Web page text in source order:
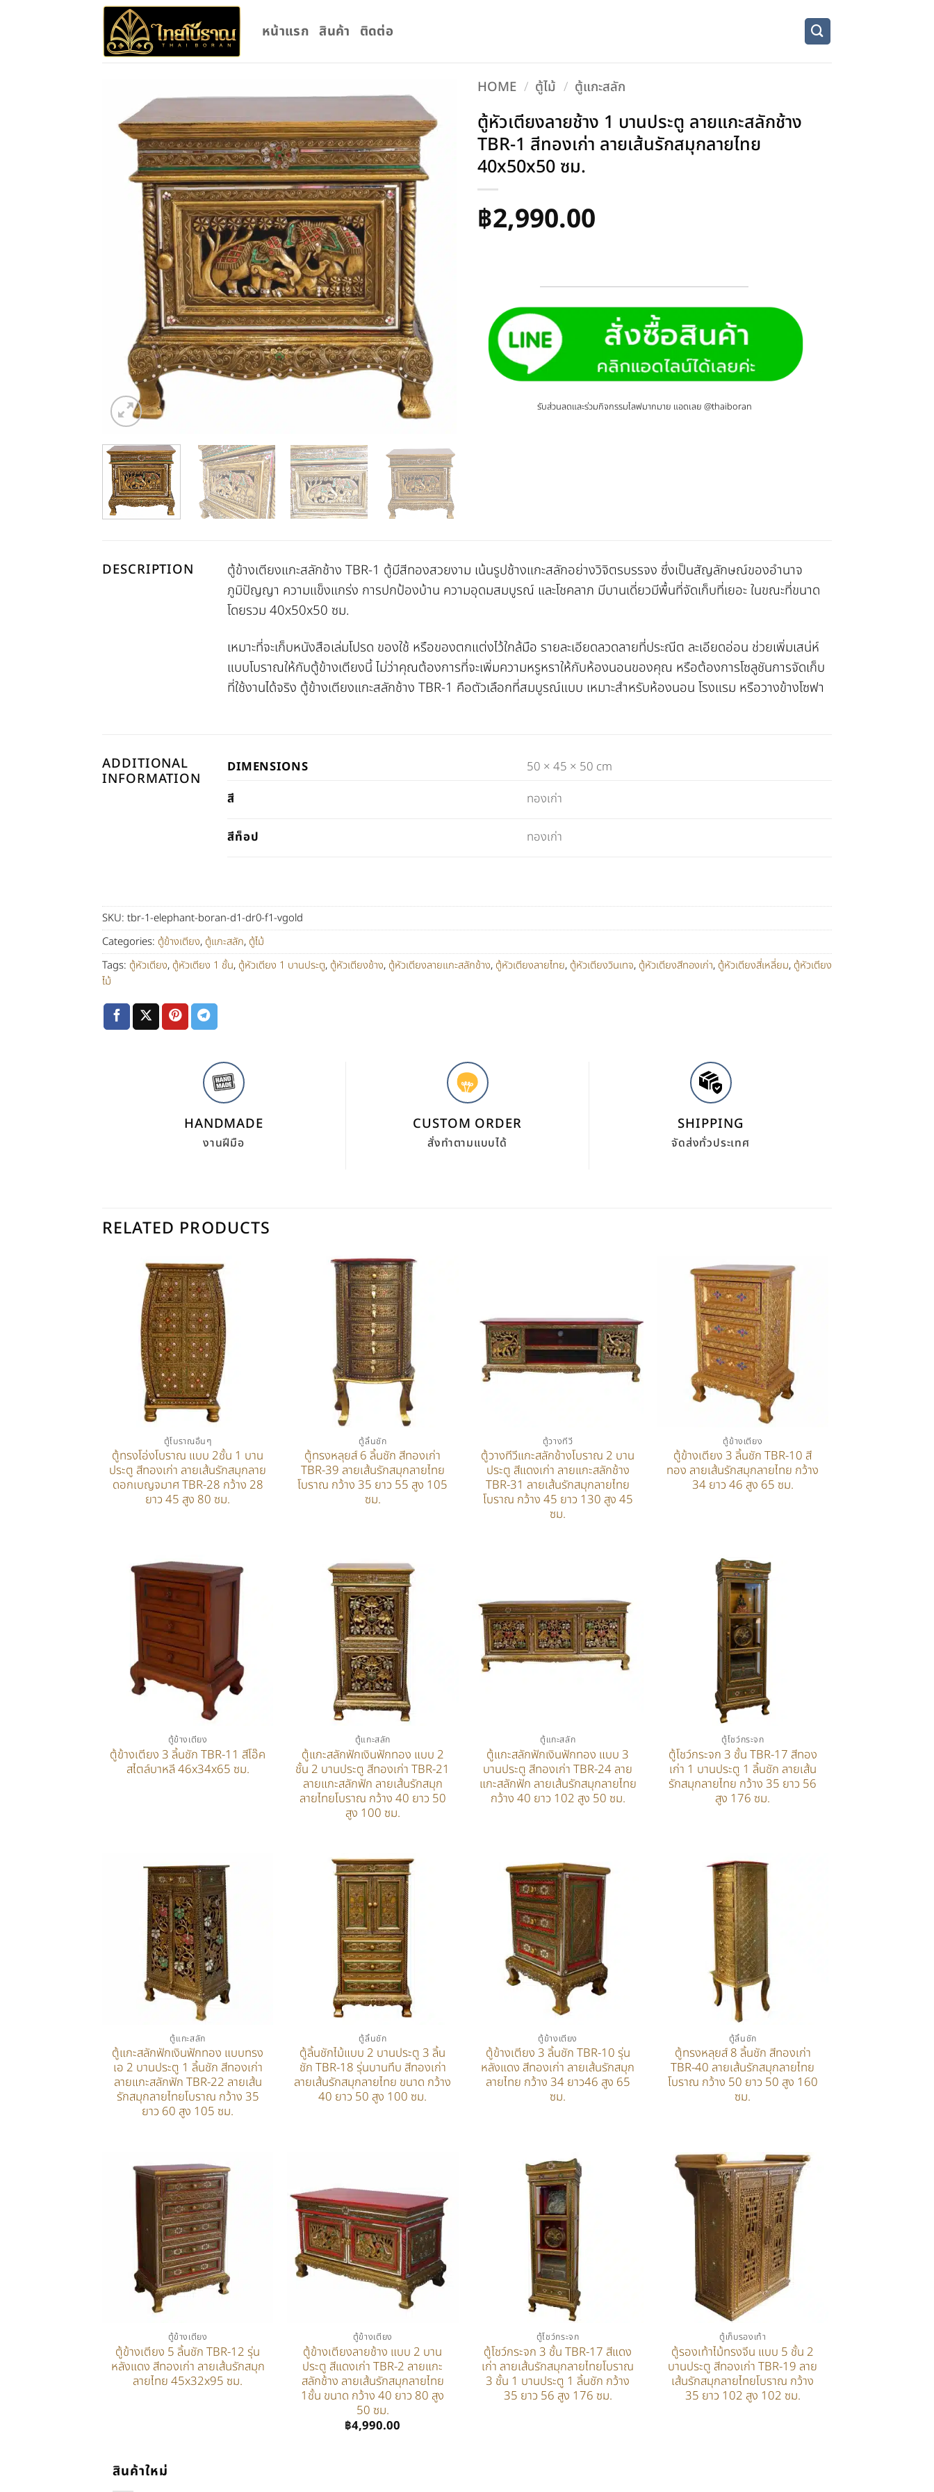
หน้าแรก สินค้า ติดต่อ
HOME / ตู้ไม้ / ตู้แกะสลัก
ตู้หัวเตียงลายช้าง 1 บานประตู ลายแกะสลักช้าง
TBR-1 สีทองเก่า ลายเส้นรักสมุกลายไทย
40x50x50 ซม.
฿2,990.00
รับส่วนลดและร่วมกิจกรรมไลฟมากมาย แอดเลย @thaiboran
DESCRIPTION
ตู้ข้างเตียงแกะสลักช้าง TBR-1 ตู้มีสีทองสวยงาม เน้นรูปช้างแกะสลักอย่างวิจิตรบรรจง ซึ่งเป็นสัญลักษณ์ของอำนาจ
ภูมิปัญญา ความแข็งแกร่ง การปกป้องบ้าน ความอุดมสมบูรณ์ และโชคลาภ มีบานเดี่ยวมีพื้นที่จัดเก็บที่เยอะ ในขณะที่ขนาด
โดยรวม 40x50x50 ซม.
เหมาะที่จะเก็บหนังสือเล่มโปรด ของใช้ หรือของตกแต่งไว้ใกล้มือ รายละเอียดลวดลายที่ประณีต ละเอียดอ่อน ช่วยเพิ่มเสน่ห์
แบบโบราณให้กับตู้ข้างเตียงนี้ ไม่ว่าคุณต้องการที่จะเพิ่มความหรูหราให้กับห้องนอนของคุณ หรือต้องการโซลูชันการจัดเก็บ
ที่ใช้งานได้จริง ตู้ข้างเตียงแกะสลักช้าง TBR-1 คือตัวเลือกที่สมบูรณ์แบบ เหมาะสำหรับห้องนอน โรงแรม หรือวางข้างโซฟา
ADDITIONAL
INFORMATION
DIMENSIONS
50 × 45 × 50 cm
สี
ทองเก่า
สีท็อป ทองเก่า
SKU: tbr-1-elephant-boran-d1-dr0-f1-vgold
Categories: ตู้ข้างเตียง, ตู้แกะสลัก, ตู้ไม้
Tags: ตู้หัวเตียง, ตู้หัวเตียง 1 ชั้น, ตู้หัวเตียง 1 บานประตู, ตู้หัวเตียงช้าง, ตู้หัวเตียงลายแกะสลักช้าง, ตู้หัวเตียงลายไทย, ตู้หัวเตียงวินเทจ, ตู้หัวเตียงสีทองเก่า, ตู้หัวเตียงสี่เหลี่ยม, ตู้หัวเตียง
ไม้
HANDMADE
งานฝีมือ
CUSTOM ORDER
สั่งทำตามแบบได้
SHIPPING
จัดส่งทั่วประเทศ
RELATED PRODUCTS
ตู้โบราณอื่นๆ
ตู้ทรงโอ่งโบราณ แบบ 2ชั้น 1 บาน
ประตู สีทองเก่า ลายเส้นรักสมุกลาย
ดอกเบญจมาศ TBR-28 กว้าง 28
ยาว 45 สูง 80 ซม.
ตู้ลิ้นชัก
ตู้ทรงหลุยส์ 6 ลิ้นชัก สีทองเก่า
TBR-39 ลายเส้นรักสมุกลายไทย
โบราณ กว้าง 35 ยาว 55 สูง 105
ซม.
ตู้วางทีวี
ตู้วางทีวีแกะสลักช้างโบราณ 2 บาน
ประตู สีแดงเก่า ลายแกะสลักช้าง
TBR-31 ลายเส้นรักสมุกลายไทย
โบราณ กว้าง 45 ยาว 130 สูง 45
ซม.
ตู้ข้างเตียง
ตู้ข้างเตียง 3 ลิ้นชัก TBR-10 สี
ทอง ลายเส้นรักสมุกลายไทย กว้าง
34 ยาว 46 สูง 65 ซม.
ตู้ข้างเตียง
ตู้ข้างเตียง 3 ลิ้นชัก TBR-11 สีโอ๊ค
สไตล์บาหลี 46x34x65 ซม.
ตู้แกะสลัก
ตู้แกะสลักฟักเงินฟักทอง แบบ 2
ชั้น 2 บานประตู สีทองเก่า TBR-21
ลายแกะสลักฟัก ลายเส้นรักสมุก
ลายไทยโบราณ กว้าง 40 ยาว 50
สูง 100 ซม.
ตู้แกะสลัก
ตู้แกะสลักฟักเงินฟักทอง แบบ 3
บานประตู สีทองเก่า TBR-24 ลาย
แกะสลักฟัก ลายเส้นรักสมุกลายไทย
กว้าง 40 ยาว 102 สูง 50 ซม.
ตู้โชว์กระจก
ตู้โชว์กระจก 3 ชั้น TBR-17 สีทอง
เก่า 1 บานประตู 1 ลิ้นชัก ลายเส้น
รักสมุกลายไทย กว้าง 35 ยาว 56
สูง 176 ซม.
ตู้แกะสลัก
ตู้แกะสลักฟักเงินฟักทอง แบบทรง
เอ 2 บานประตู 1 ลิ้นชัก สีทองเก่า
ลายแกะสลักฟัก TBR-22 ลายเส้น
รักสมุกลายไทยโบราณ กว้าง 35
ยาว 60 สูง 105 ซม.
ตู้ลิ้นชัก
ตู้ลิ้นชักไม้แบบ 2 บานประตู 3 ลิ้น
ชัก TBR-18 รุ่นบานทึบ สีทองเก่า
ลายเส้นรักสมุกลายไทย ขนาด กว้าง
40 ยาว 50 สูง 100 ซม.
ตู้ข้างเตียง
ตู้ข้างเตียง 3 ลิ้นชัก TBR-10 รุ่น
หลังแดง สีทองเก่า ลายเส้นรักสมุก
ลายไทย กว้าง 34 ยาว46 สูง 65
ซม.
ตู้ลิ้นชัก
ตู้ทรงหลุยส์ 8 ลิ้นชัก สีทองเก่า
TBR-40 ลายเส้นรักสมุกลายไทย
โบราณ กว้าง 50 ยาว 50 สูง 160
ซม.
ตู้ข้างเตียง
ตู้ข้างเตียง 5 ลิ้นชัก TBR-12 รุ่น
หลังแดง สีทองเก่า ลายเส้นรักสมุก
ลายไทย 45x32x95 ซม.
ตู้ข้างเตียง
ตู้ข้างเตียงลายช้าง แบบ 2 บาน
ประตู สีแดงเก่า TBR-2 ลายแกะ
สลักช้าง ลายเส้นรักสมุกลายไทย
1ชั้น ขนาด กว้าง 40 ยาว 80 สูง
50 ซม.
฿4,990.00
ตู้โชว์กระจก
ตู้โชว์กระจก 3 ชั้น TBR-17 สีแดง
เก่า ลายเส้นรักสมุกลายไทยโบราณ
3 ชั้น 1 บานประตู 1 ลิ้นชัก กว้าง
35 ยาว 56 สูง 176 ซม.
ตู้เก็บรองเท้า
ตู้รองเท้าไม้ทรงจีน แบบ 5 ชั้น 2
บานประตู สีทองเก่า TBR-19 ลาย
เส้นรักสมุกลายไทยโบราณ กว้าง
35 ยาว 102 สูง 102 ซม.
สินค้าใหม่